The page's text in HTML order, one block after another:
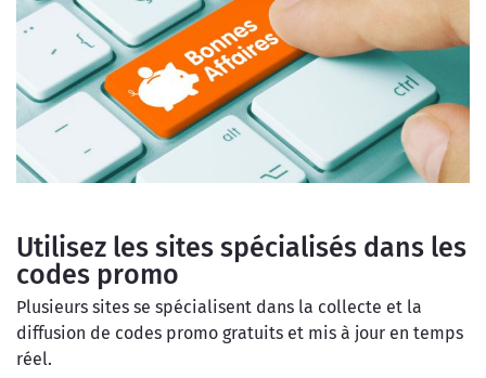
Utilisez les sites spécialisés dans les
codes promo
Plusieurs sites se spécialisent dans la collecte et la
diffusion de codes promo gratuits et mis à jour en temps
réel.